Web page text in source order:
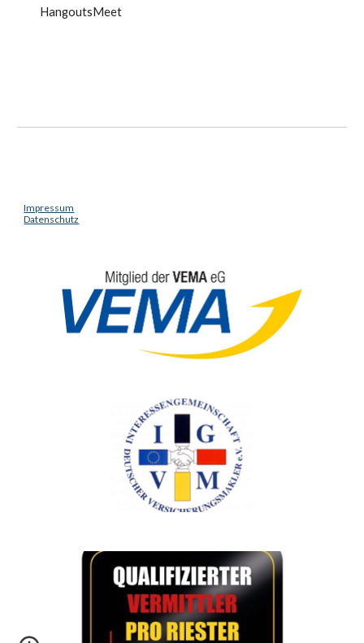
HangoutsMeet
Impressum
Datenschutz